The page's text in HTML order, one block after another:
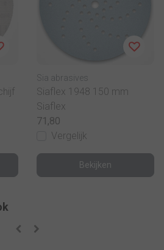
Sia abrasives
Siaflex 1948 150 mm
Siaflex
71,80
Vergelijk
Bekijken